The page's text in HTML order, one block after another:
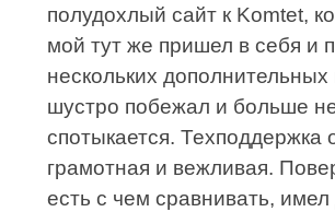
полудохлый сайт к Komtet,
мой тут же пришел в себя и
нескольких
шустро побежал и больше
спотыкается. Техподдержка
грамотная и вежливая.
есть с чем сравнивать, имел